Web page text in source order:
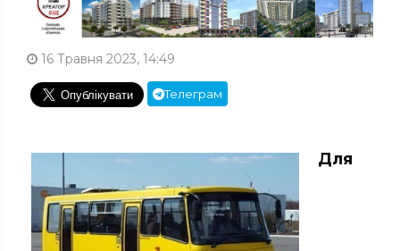
16 Травня 2023, 14:49
Телеграм
Для